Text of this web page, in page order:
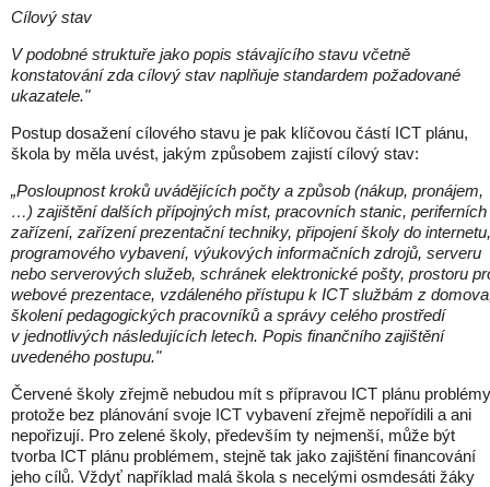
Cílový stav
V podobné struktuře jako popis stávajícího stavu včetně
konstatování zda cílový stav naplňuje standardem požadované
ukazatele."
Postup dosažení cílového stavu je pak klíčovou částí ICT plánu,
škola by měla uvést, jakým způsobem zajistí cílový stav:
„Posloupnost kroků uvádějících počty a způsob (nákup, pronájem,
…) zajištění dalších přípojných míst, pracovních stanic, periferních
zařízení, zařízení prezentační techniky, připojení školy do internetu,
programového vybavení, výukových informačních zdrojů, serveru
nebo serverových služeb, schránek elektronické pošty, prostoru
webové prezentace, vzdáleného přístupu k ICT službám z
školení pedagogických pracovníků a správy celého prostředí
v jednotlivých následujících letech. Popis finančního zajištění
uvedeného postupu."
Červené školy zřejmě nebudou mít s přípravou ICT plánu
protože bez plánování svoje ICT vybavení zřejmě nepořídili a ani
nepořizují. Pro zelené školy, především ty nejmenší, může být
tvorba ICT plánu problémem, stejně tak jako zajištění financování
jeho cílů. Vždyť například malá škola s necelými osmdesáti žáky